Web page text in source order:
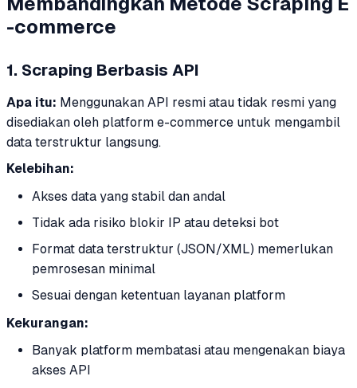
-commerce
1. Scraping Berbasis API
Apa itu: Menggunakan API resmi atau tidak resmi yang
disediakan oleh platform e-commerce untuk mengambil
data terstruktur langsung.
Kelebihan:
Akses data yang stabil dan andal
Tidak ada risiko blokir IP atau deteksi bot
Format data terstruktur (JSON/XML) memerlukan
pemrosesan minimal
Sesuai dengan ketentuan layanan platform
Kekurangan:
Banyak platform membatasi atau mengenakan biaya
akses API